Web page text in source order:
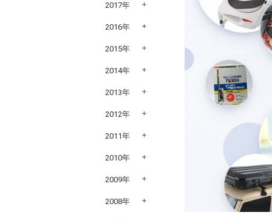
2017年
2016年
2015年
2014年
2013年
2012年
2011年
2010年
2009年
2008年